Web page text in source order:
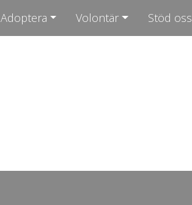
Adoptera Volontär Stöd oss